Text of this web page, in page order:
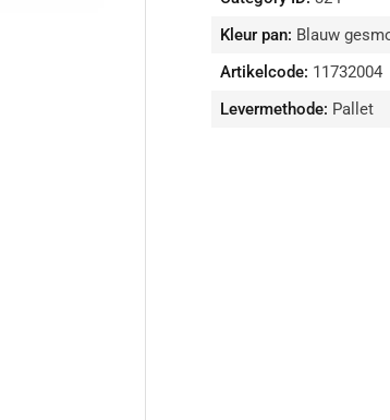
Kleur pan: Blauw
Artikelcode: 11732004
Levermethode: Pallet